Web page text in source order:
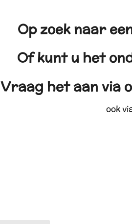
Op zoek naar
Of kunt u het
Vraag het aan via
ook